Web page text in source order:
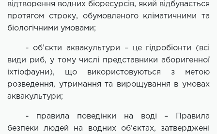
відтворення водних біоресурсів, який відбувається
протягом строку, обумовленого кліматичними та
біологічними умовами;
- об’єкти аквакультури – це гідробіонти (всі
види риб, у тому числі представники аборигенної
іхтіофауни), що використовуються з метою
розведення, утримання та вирощування в умовах
аквакультури;
- правила поведінки на воді – Правила
безпеки людей на водних об’єктах, затверджені